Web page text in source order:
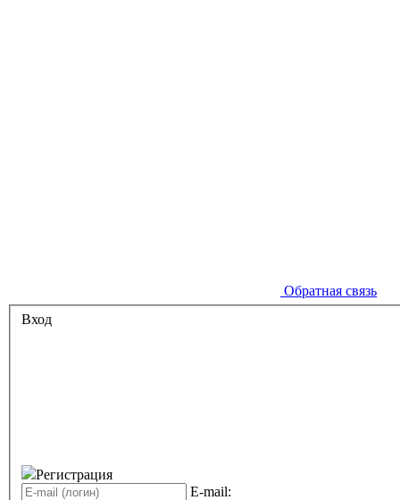
Обратная связь
Вход
Регистрация
E-mail: